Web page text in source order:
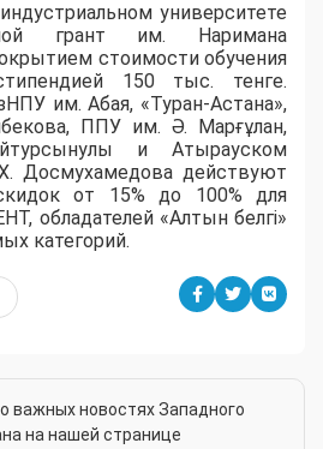
университете
грант им. Наримана
стоимости обучения
150 тыс. тенге.
им. Абая, «Туран-Астана»,
ППУ им. Ә. Марғұлан,
и Атырауском
Досмухамедова действуют
от 15% до 100% для
обладателей «Алтын белгі»
категорий.
важных новостях Западного
на нашей странице